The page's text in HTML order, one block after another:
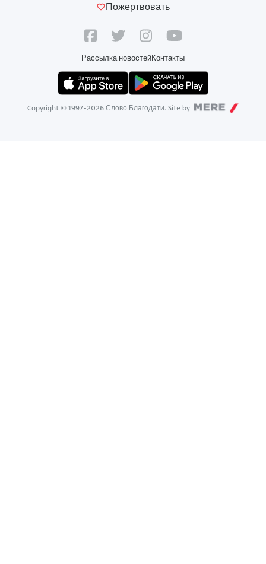
Пожертвовать
Рассылка новостейКонтакты
Copyright © 1997-2026 Слово Благодати. Site by